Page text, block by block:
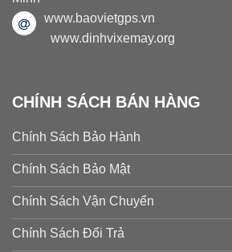
www.baovietgps.vn
www.dinhvixemay.org
CHÍNH SÁCH BÁN HÀNG
Chính Sách Bảo Hành
Chính Sách Bảo Mật
Chính Sách Vận Chuyển
Chính Sách Đổi Trả